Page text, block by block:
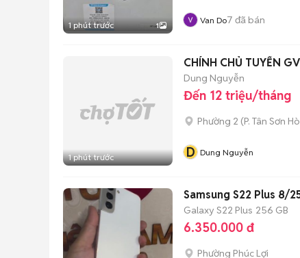
1 phút trước 1 Van Do7 đã bán
1 phút trước
CHÍNH CHỦ TUYỂN
Dung Nguyễn
Đến 12 triệu/tháng
Phường 2 (P. Tân Sơn
D Dung Nguyễn
Samsung S22 Plus 8/
Galaxy S22 Plus 256 GB
6.350.000 đ
Phường Phúc Lợi